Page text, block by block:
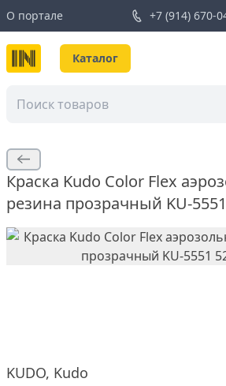
О портале +7 (914) 670-
Каталог
Краска Kudo Color Flex
резина прозрачный KU-
KUDO, Kudo